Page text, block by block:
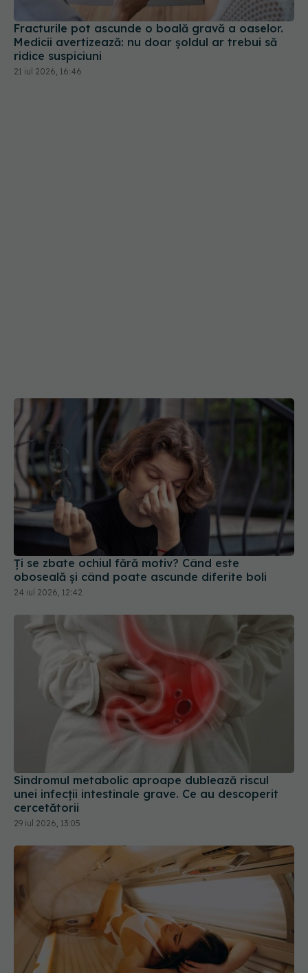
Fracturile pot ascunde o boală gravă a oaselor.
Medicii avertizează: nu doar șoldul ar trebui să
ridice suspiciuni
21 iul 2026, 16:46
Ți se zbate ochiul fără motiv? Când este
oboseală și când poate ascunde diferite boli
24 iul 2026, 12:42
Sindromul metabolic aproape dublează riscul
unei infecții intestinale grave. Ce au descoperit
cercetătorii
29 iul 2026, 13:05